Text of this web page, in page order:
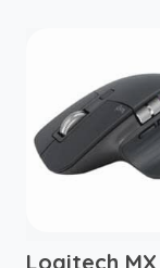
Logitech MX